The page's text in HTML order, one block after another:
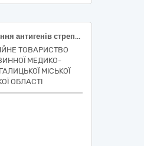
Швидкий тест на Виявлення антигенів стрептококів групи А в Слиз, Тест-касета, специфічність від 95 %, чутливість від 95 %
ТОВАРИСТВО
МЕДИКО-
МІСЬКОЇ
ОБЛАСТІ